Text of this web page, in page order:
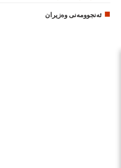
ئەنجوومەنی وەزیران